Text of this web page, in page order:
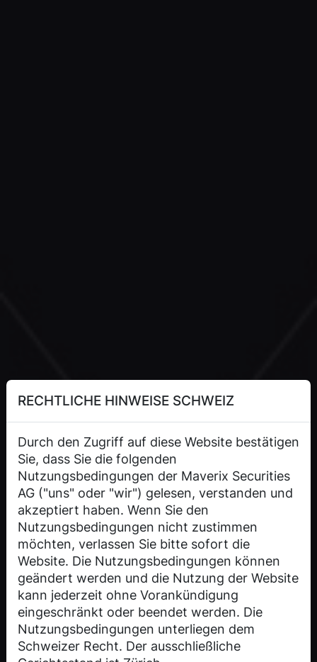
RECHTLICHE HINWEISE SCHWEIZ
Durch den Zugriff auf diese Website bestätigen
Sie, dass Sie die folgenden
Nutzungsbedingungen der Maverix Securities
AG ("uns" oder "wir") gelesen, verstanden und
akzeptiert haben. Wenn Sie den
Nutzungsbedingungen nicht zustimmen
möchten, verlassen Sie bitte sofort die
Website. Die Nutzungsbedingungen können
geändert werden und die Nutzung der Website
kann jederzeit ohne Vorankündigung
eingeschränkt oder beendet werden. Die
Nutzungsbedingungen unterliegen dem
Schweizer Recht. Der ausschließliche